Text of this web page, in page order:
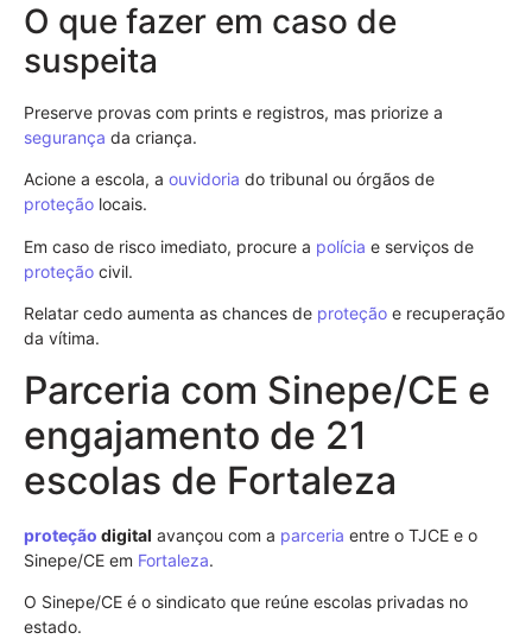
O que fazer em caso de
suspeita
Preserve provas com prints e registros, mas priorize a
segurança da criança.
Acione a escola, a ouvidoria do tribunal ou órgãos de
proteção locais.
Em caso de risco imediato, procure a polícia e serviços de
proteção civil.
Relatar cedo aumenta as chances de proteção e recuperação
da vítima.
Parceria com Sinepe/CE e
engajamento de 21
escolas de Fortaleza
proteção digital avançou com a parceria entre o TJCE e o
Sinepe/CE em Fortaleza.
O Sinepe/CE é o sindicato que reúne escolas privadas no
estado.